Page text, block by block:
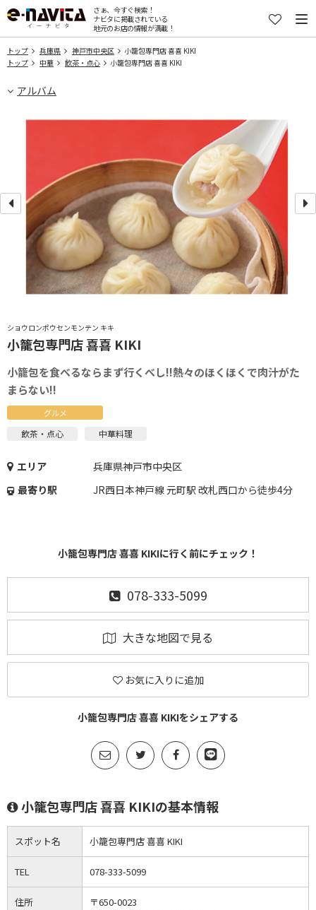
さぁ、今すぐ検索！
ナビタに掲載されている
地元のお店の情報が満載！
トップ 兵庫県 神戸市中央区
小籠包専門店 喜喜 KIKI
トップ
中華 飲茶・点心 小籠包専門店 喜喜 KIKI
アルバム
ショウロンポウセンモンテン キキ
小籠包専門店 喜喜 KIKI
小籠包を食べるならまず行くべし!!熱々のほくほくで肉汁がた
まらない!!
グルメ
飲茶・点心 中華料理
エリア
兵庫県神戸市中央区
最寄り駅
JR西日本神戸線 元町駅 改札西口から徒歩4分
小籠包専門店 喜喜 KIKIに行く前にチェック！
078-333-5099
大きな地図で見る
お気に入りに追加
小籠包専門店 喜喜 KIKIをシェアする
小籠包専門店 喜喜 KIKIの基本情報
スポット名 小籠包専門店 喜喜 KIKI
TEL 078-333-5099
住所
〒650-0023